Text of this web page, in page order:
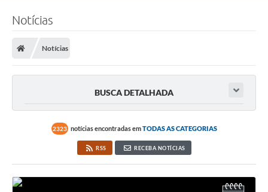
ÁGUA
ESGOTO
ACESSOS EXTERNOS
Notícias
Notícias
BUSCA DETALHADA
2323 notícias encontradas emTODAS AS CATEGORIAS
RSS RECEBA NOTÍCIAS